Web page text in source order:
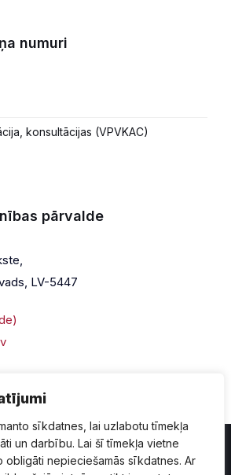
sīkdatnes, lai uzlabotu tīmekļa
un darbību. Lai šī tīmekļa vietne
obligāti nepieciešamās sīkdatnes. Ar
numuri
konsultācijas (VPVKAC)
pārvalde
LV-5447